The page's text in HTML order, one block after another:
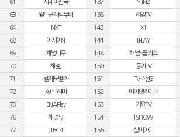
61
시네마천국
63
월드클래식무비
64
NXT
68
아시아N
69
채널나우
70
채널J
71
텔레노벨라
72
A+드라마
73
ENA Play
76
채널뷰
77
JTBC4
137
YTN2
138
리얼TV
143
X1
144
I PLAY
148
채널S플러스
150
동아TV
151
TV조선3
152
아이넷라이프
153
가요TV
154
I SHOW
156
실버아이